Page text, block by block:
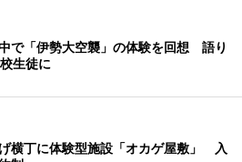
で「伊勢大空襲」の体験を回想 語り
生徒に
横丁に体験型施設「オカゲ屋敷」 入